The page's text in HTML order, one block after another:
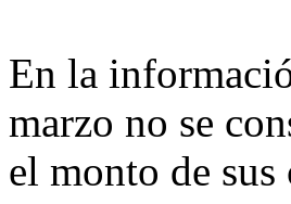
En la
marzo no se
el monto de